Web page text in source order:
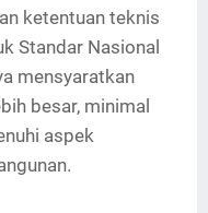
ketentuan teknis
Standar Nasional
mensyaratkan
besar, minimal
aspek